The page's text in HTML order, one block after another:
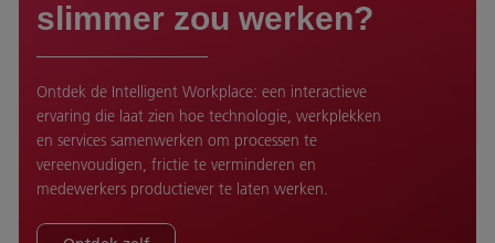
slimmer zou werken?
Ontdek de Intelligent Workplace: een interactieve
ervaring die laat zien hoe technologie, werkplekken
en services samenwerken om processen te
vereenvoudigen, frictie te verminderen en
medewerkers productiever te laten werken.